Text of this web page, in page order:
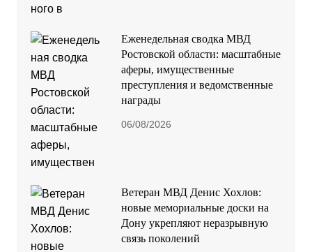
Еженедельная сводка МВД
Ростовской области: масштабные
аферы, имущественные
преступления и ведомственные
награды
06/08/2026
Ветеран МВД Денис Хохлов:
новые мемориальные доски на
Дону укрепляют неразрывную
связь поколений